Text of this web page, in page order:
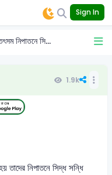
Sign In
নিপাতনে সি...
1.9k
তাদের নিপাতনে সিদ্ধ সন্ধি